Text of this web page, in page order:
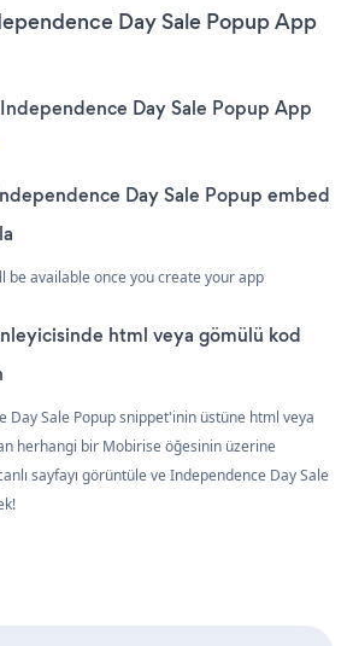
Day Sale Popup App
Day Sale Popup App
Day Sale Popup embed
be available once you create your app
html veya gömülü kod
Day Sale Popup snippet'inin üstüne html veya
herhangi bir Mobirise öğesinin üzerine
sayfayı görüntüle ve Independence Day Sale